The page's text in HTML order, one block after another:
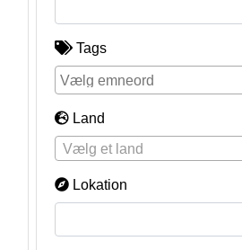
Tags
Land
Vælg et land
Lokation